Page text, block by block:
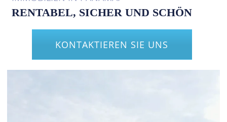
RENTABEL, SICHER UND SCHÖN
KONTAKTIEREN SIE UNS